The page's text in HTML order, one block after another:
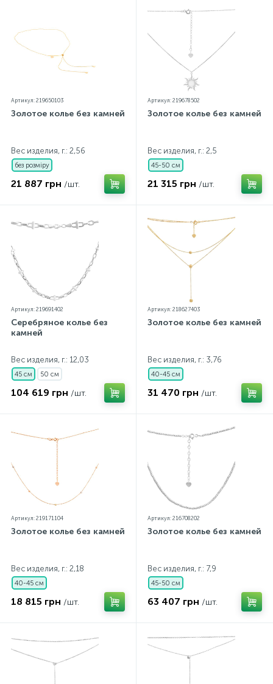
Артикул: 219650103
Золотое колье без камней
Вес изделия, г.: 2,56
без розміру
21 887 грн /шт.
Артикул: 219678502
Золотое колье без камней
Вес изделия, г.: 2,5
45-50 см
21 315 грн /шт.
Артикул: 219691402
Серебряное колье без
камней
Вес изделия, г.: 12,03
45 см 50 см
104 619 грн /шт.
Артикул: 218627403
Золотое колье без камней
Вес изделия, г.: 3,76
40-45 см
31 470 грн /шт.
Артикул: 219171104
Золотое колье без камней
Вес изделия, г.: 2,18
40-45 см
18 815 грн /шт.
Артикул: 216708202
Золотое колье без камней
Вес изделия, г.: 7,9
45-50 см
63 407 грн /шт.